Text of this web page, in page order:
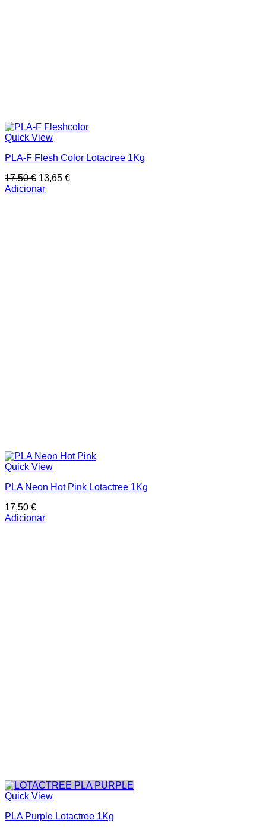
Quick View
PLA-F Flesh Color Lotactree 1Kg
17,50€ O
preço
13,65 €O
Adicionar
Quick View
PLA Neon Hot Pink Lotactree 1Kg
17,50 €
Adicionar
Quick View
PLA Purple Lotactree 1Kg